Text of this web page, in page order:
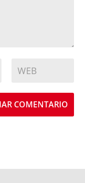
COMENTARIO